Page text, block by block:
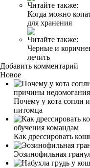
Читайте также:
Когда можно
для хранения
Читайте также:
Черные и
лечить
Добавить комментарий
Новое
Почему у кота сопли
питомца
Как дрессировать
Эозинофильная